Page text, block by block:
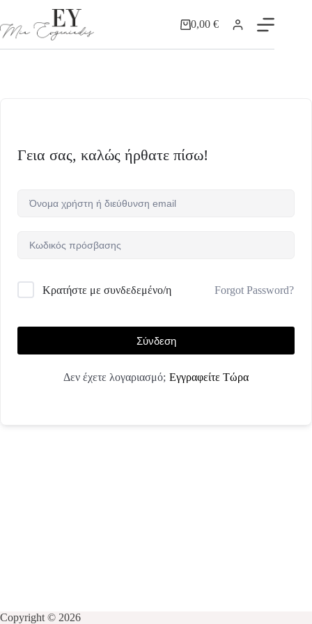
0,00€
Γεια σας, καλώς ήρθατε πίσω!
Κρατήστε με συνδεδεμένο/η Forgot Password?
Σύνδεση
Δεν έχετε λογαριασμό; Εγγραφείτε Τώρα
Copyright © 2026